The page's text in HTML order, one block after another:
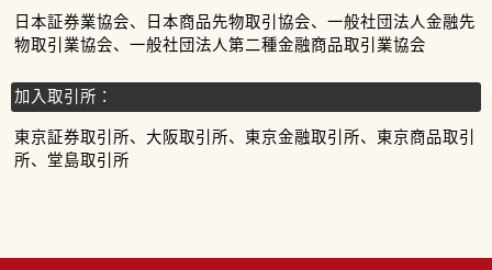
日本証券業協会、日本商品先物取引協会、一般社団法人金融先
物取引業協会、一般社団法人第二種金融商品取引業協会
加入取引所：
東京証券取引所、大阪取引所、東京金融取引所、東京商品取引
所、堂島取引所